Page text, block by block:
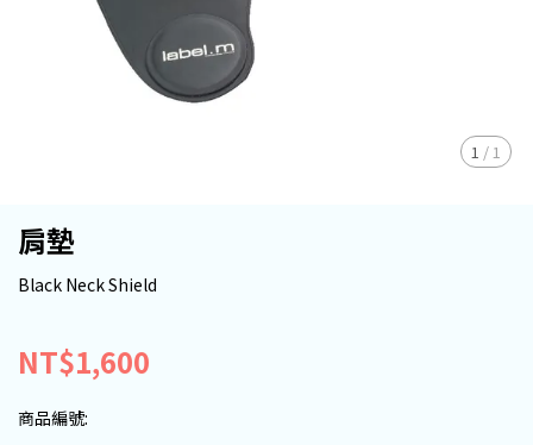
1 / 1
肩墊
Black Neck Shield
NT$1,600
商品編號: